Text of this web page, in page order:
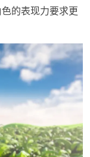
的表现力要求更